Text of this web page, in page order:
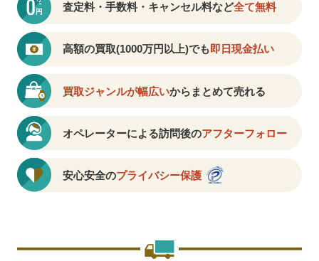
査定料・手数料・キャンセル料など全て無料
高額の買取(1000万円以上)でも即日現金払い
買取ジャンルが幅広いからまとめて売れる
オペレーターによる訪問後のアフターフォロー
安心安全のプライバシー保護